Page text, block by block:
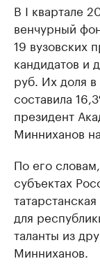
В I квартале
венчурный
19 вузовских
кандидатов и
руб. Их доля
составила
президент
Минниханов
По его
субъектах
для
таланты из
Минниханов.